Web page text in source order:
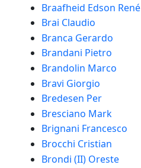
Braafheid Edson René
Brai Claudio
Branca Gerardo
Brandani Pietro
Brandolin Marco
Bravi Giorgio
Bredesen Per
Bresciano Mark
Brignani Francesco
Brocchi Cristian
Brondi (II) Oreste